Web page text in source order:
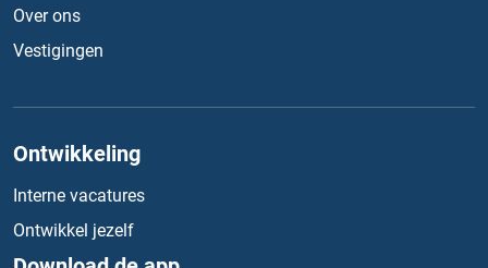
Over ons
Vestigingen
Ontwikkeling
Interne vacatures
Ontwikkel jezelf